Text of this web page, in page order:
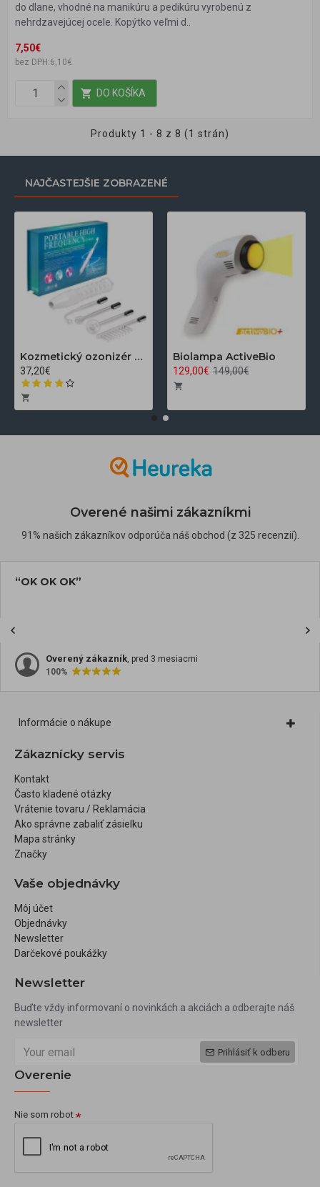
do dlane, vhodné na manikúru a pedikúru vyrobenú z
nehrdzavejúcej ocele. Kopýtko veľmi d..
7,50€
bez DPH:6,10€
DO KOŠÍKA
Produkty 1 - 8 z 8 (1 strán)
NAJČASTEJŠIE ZOBRAZENÉ
Kozmetický ozonizér Darsonval LZ-006A
37,20€
Biolampa ActiveBio
129,00€ 149,00€
Overené našimi zákazníkmi
91% našich zákazníkov odporúča náš obchod (z 325 recenzií).
“OK OK OK”
Overený zákazník, pred 3 mesiacmi
100%
Informácie o nákupe
Zákaznícky servis
Kontakt
Často kladené otázky
Vrátenie tovaru / Reklamácia
Ako správne zabaliť zásielku
Mapa stránky
Značky
Vaše objednávky
Môj účet
Objednávky
Newsletter
Darčekové poukážky
Newsletter
Buďte vždy informovaní o novinkách a akciách a odberajte náš
newsletter
Prihlásiť k odberu
Overenie
Nie som robot